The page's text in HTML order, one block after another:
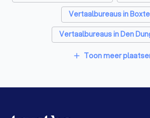
Vertaalbureaus in
Vertaalbureaus in Den
Vertaalbureaus in
add Toon meer